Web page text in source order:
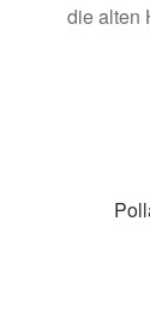
die alten